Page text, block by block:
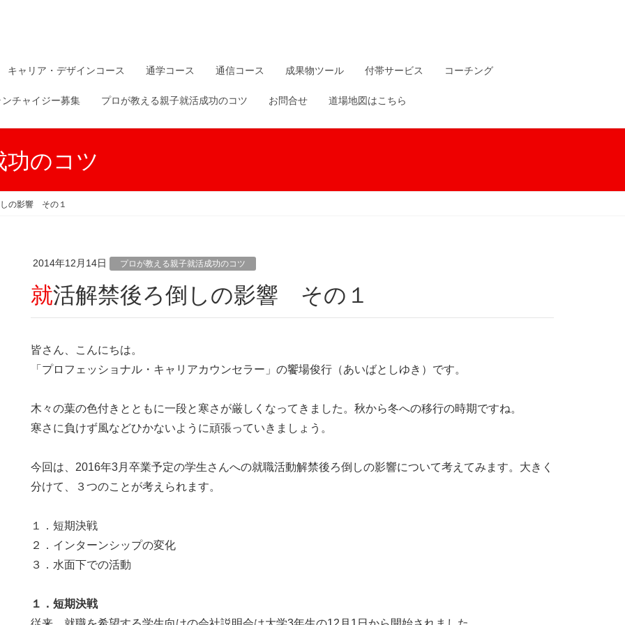
キャリア・デザインコース 通学コース 通信コース 成果物ツール 付帯サービス コーチング
ンチャイジー募集 プロが教える親子就活成功のコツ お問合せ 道場地図はこちら
のコツ
の影響 その１
2014年12月14日 プロが教える親子就活成功のコツ
就活解禁後ろ倒しの影響 その１
皆さん、こんにちは。
「プロフェッショナル・キャリアカウンセラー」の饗場俊行（あいばとしゆき）です。
木々の葉の色付きとともに一段と寒さが厳しくなってきました。秋から冬への移行の時期ですね。
寒さに負けず風などひかないように頑張っていきましょう。
今回は、2016年3月卒業予定の学生さんへの就職活動解禁後ろ倒しの影響について考えてみます。大きく
分けて、３つのことが考えられます。
１．短期決戦
２．インターンシップの変化
３．水面下での活動
１．短期決戦